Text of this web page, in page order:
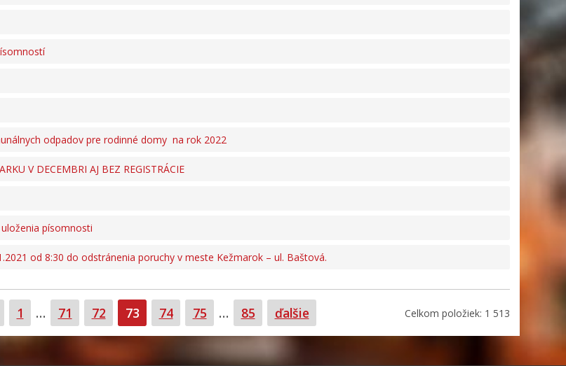
odpadov pre rodinné domy na rok 2022
V DECEMBRI AJ BEZ REGISTRÁCIE
písomnosti
od 8:30 do odstránenia poruchy v meste Kežmarok – ul. Baštová.
Strana
1 … Strana
71 Strana
72 Strana
73 Strana
74 Strana
75 … Strana
85 ďalšie Celkom položiek: 1 513